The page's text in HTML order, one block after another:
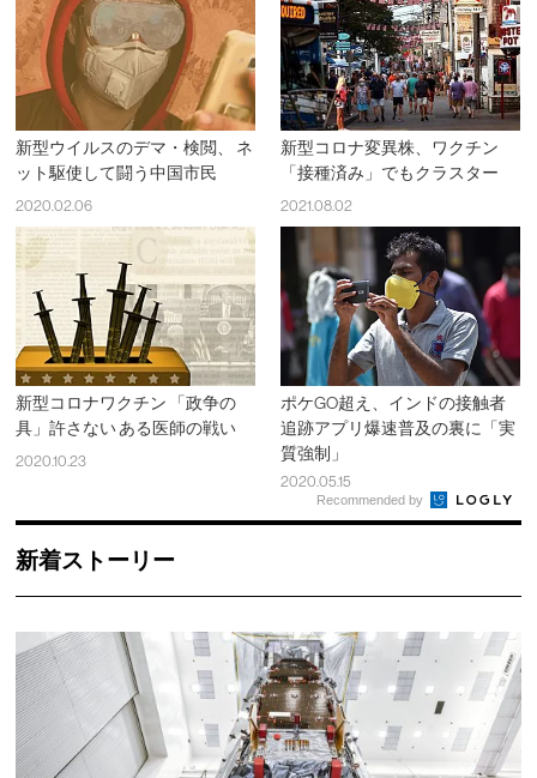
新型ウイルスのデマ・検閲、 ネ
ット駆使して闘う中国市民
2020.02.06
新型コロナ変異株、ワクチン
「接種済み」でもクラスター
2021.08.02
新型コロナワクチン 「政争の
具」許さない ある医師の戦い
2020.10.23
ポケGO超え、インドの接触者
追跡アプリ爆速普及の裏に「実
質強制」
2020.05.15
Recommended by
新着ストーリー